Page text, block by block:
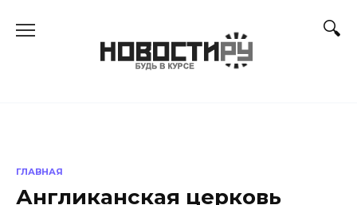
ГЛАВНАЯ
Англиканская церковь